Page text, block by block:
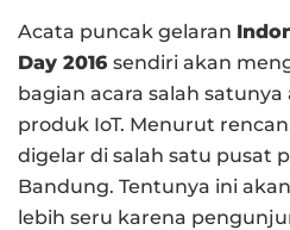
Acata puncak gelaran
Day 2016 sendiri akan
bagian acara salah
produk IoT. Menurut
digelar di salah satu pusat
Bandung. Tentunya ini
lebih seru karena